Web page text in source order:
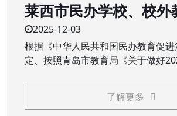
莱西市民办学校、校外
机构2024年度办学年检
2025-12-03
根据《中华人民共和国民办教育促
定、按照青岛市教育局《关于做好
号）要求，莱西市教育和体育局对
中小学、职业学校）、校外教育培训
了解更多